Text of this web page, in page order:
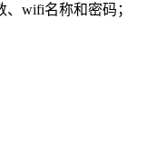
wifi名称和密码；